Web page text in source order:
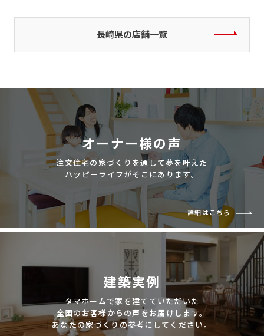
長崎県の店舗一覧
オーナー様の声
注文住宅の家づくりを通して夢を叶えた
ハッピーライフがそこにあります。
詳細はこちら
建築実例
タマホームで家を建てていただいた
全国のお客様からの声をお届けします。
あなたの家づくりの参考にしてください。